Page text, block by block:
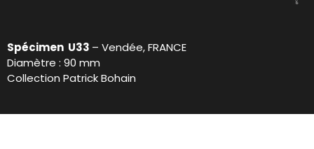
Spécimen U33 – Vendée, FRANCE
Diamètre : 90 mm
Collection Patrick Bohain